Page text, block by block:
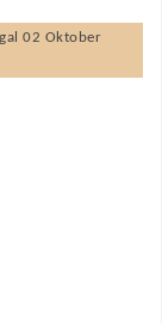
02 Oktober